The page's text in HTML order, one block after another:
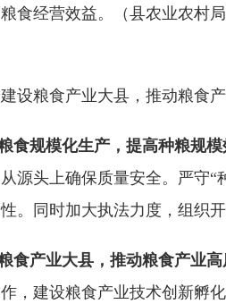
食经营效益。（县农业农村
粮食产业大县，推动粮食产
规模化生产，提高种粮规模
源头上确保质量安全。严守
。同时加大执法力度，组织
食产业大县 ，推动粮食产业
，建设粮食产业技术创新孵